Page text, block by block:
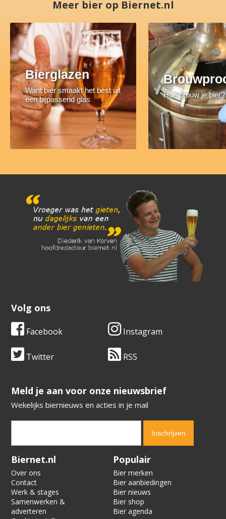
Meer bier op Biernet.nl
Bierglazen
Want bier smaakt het best uit
een bijpassend glas
Hoe brouw je bier?
Volg ons
Facebook Instagram
Twitter RSS
​​​​​​​Meld je aan voor onze nieuwsbrief
Wekelijks biernieuws en acties in je mail
Verification code:
Biernet.nl
Over ons
Contact
Werk & stages
Samenwerken &
adverteren
Populair
Bier merken
Bier aanbiedingen
Bier nieuws
Bier shop
Bier agenda